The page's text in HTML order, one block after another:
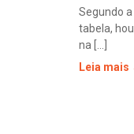
Segundo
tabela,
na [...]
Leia mais